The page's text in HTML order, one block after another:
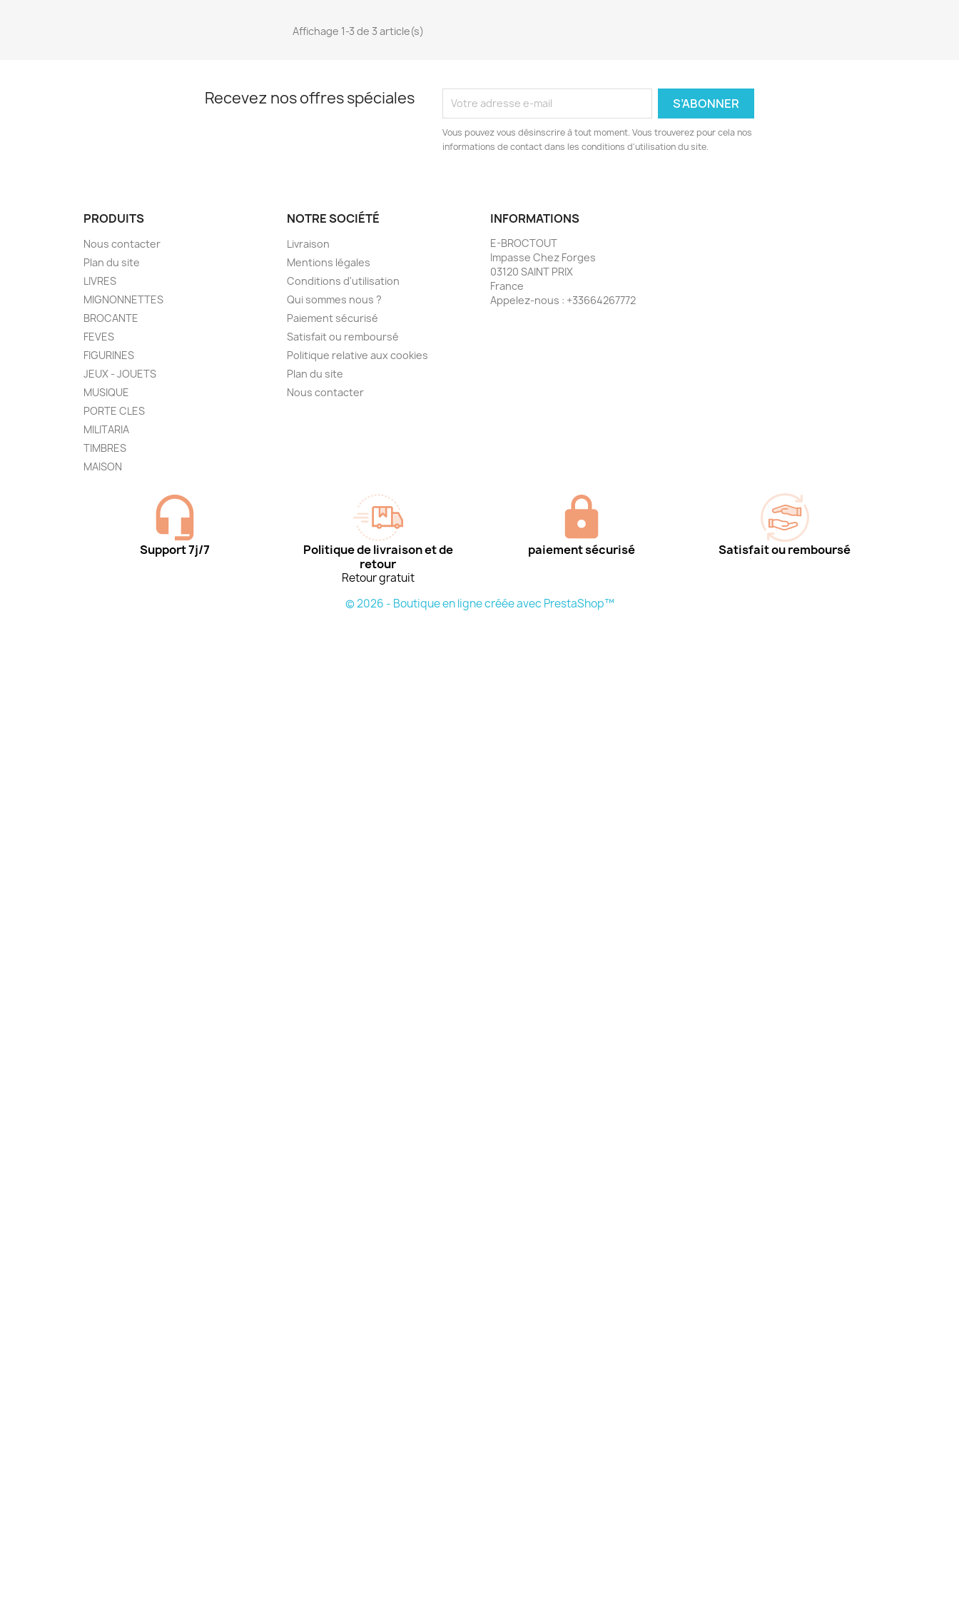
Affichage 1-3 de 3 article(s)
Recevez nos offres spéciales
Vous pouvez vous désinscrire à tout moment. Vous trouverez pour cela nos
informations de contact dans les conditions d'utilisation du site.
PRODUITS
Nous contacter
Plan du site
LIVRES
MIGNONNETTES
BROCANTE
FEVES
FIGURINES
JEUX - JOUETS
MUSIQUE
PORTE CLES
MILITARIA
TIMBRES
MAISON
NOTRE SOCIÉTÉ
Livraison
Mentions légales
Conditions d'utilisation
Qui sommes nous ?
Paiement sécurisé
Satisfait ou remboursé
Politique relative aux cookies
Plan du site
Nous contacter
INFORMATIONS
E-BROCTOUT
Impasse Chez Forges
03120 SAINT PRIX
France
Appelez-nous : +33664267772
Support 7j/7
Politique de livraison et de
retour
Retour gratuit
paiement sécurisé Satisfait ou remboursé
© 2026 - Boutique en ligne créée avec PrestaShop™